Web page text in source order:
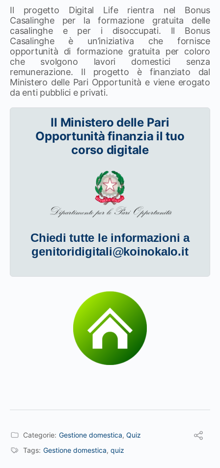
Il progetto Digital Life rientra nel Bonus
Casalinghe per la formazione gratuita delle
casalinghe e per i disoccupati. Il Bonus
Casalinghe è un’iniziativa che fornisce
opportunità di formazione gratuita per coloro
che svolgono lavori domestici senza
remunerazione. Il progetto è finanziato dal
Ministero delle Pari Opportunità e viene erogato
da enti pubblici e privati.
Il Ministero delle Pari
Opportunità finanzia il tuo
corso digitale
Chiedi tutte le informazioni a
genitoridigitali@koinokalo.it
Categorie: Gestione domestica, Quiz
Tags: Gestione domestica, quiz